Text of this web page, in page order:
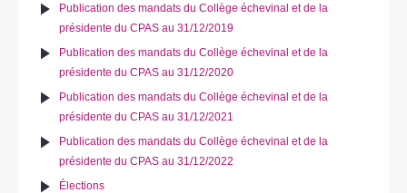
Publication des mandats du Collège échevinal et de la
présidente du CPAS au 31/12/2019
Publication des mandats du Collège échevinal et de la
présidente du CPAS au 31/12/2020
Publication des mandats du Collège échevinal et de la
présidente du CPAS au 31/12/2021
Publication des mandats du Collège échevinal et de la
présidente du CPAS au 31/12/2022
Élections